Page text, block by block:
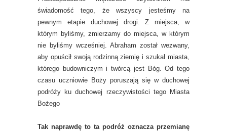
świadomość tego, że wszyscy jesteśmy na
pewnym etapie duchowej drogi. Z miejsca, w
którym byliśmy, zmierzamy do miejsca, w którym
nie byliśmy wcześniej. Abraham został wezwany,
aby opuścił swoją rodzinną ziemię i szukał miasta,
którego budowniczym i twórcą jest Bóg. Od tego
czasu uczniowie Boży poruszają się w duchowej
podróży ku duchowej rzeczywistości tego Miasta
Bożego
Tak naprawdę to ta podróż oznacza przemianę